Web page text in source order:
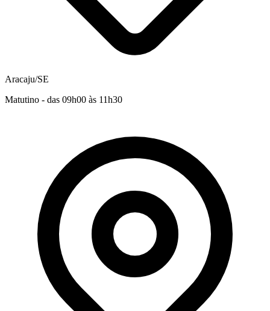
Aracaju/SE
Matutino - das 09h00 às 11h30